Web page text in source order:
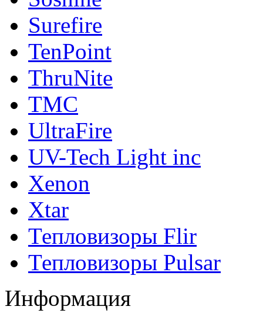
Surefire
TenPoint
ThruNite
TMC
UltraFire
UV-Tech Light inc
Xenon
Xtar
Тепловизоры Flir
Тепловизоры Pulsar
Информация